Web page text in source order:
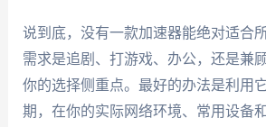
说到底，没有一款加速器能绝对适合
需求是追剧、打游戏、办公，还是兼
你的选择侧重点。最好的办法是利用
期，在你的实际网络环境、常用设备